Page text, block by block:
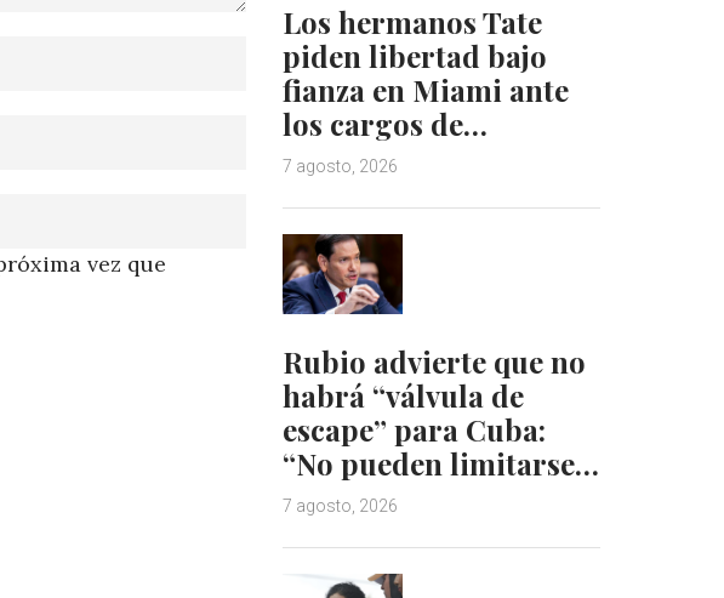
vez que
Los hermanos Tate
piden libertad bajo
fianza en Miami ante
los cargos de…
7 agosto, 2026
Rubio advierte que no
habrá “válvula de
escape” para Cuba:
“No pueden limitarse…
7 agosto, 2026